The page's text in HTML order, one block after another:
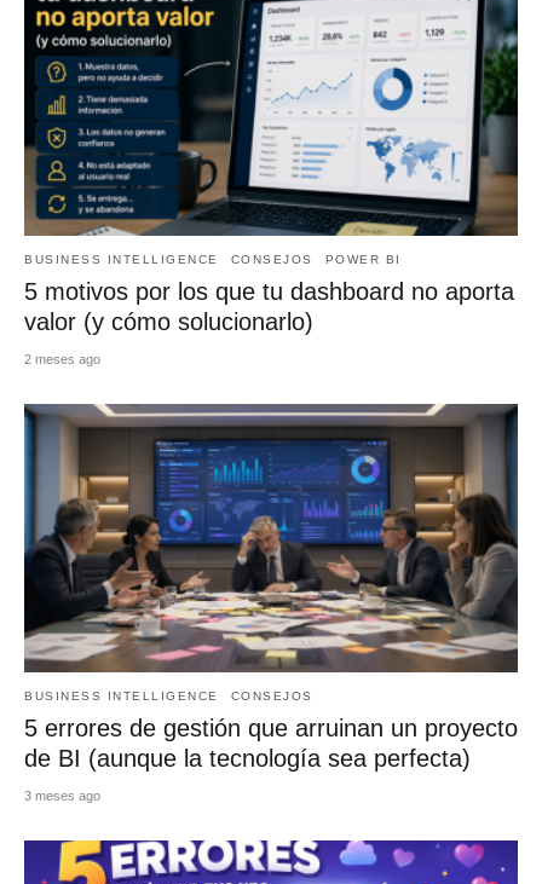
BUSINESS INTELLIGENCE CONSEJOS POWER BI
5 motivos por los que tu dashboard no aporta
valor (y cómo solucionarlo)
2 meses ago
BUSINESS INTELLIGENCE CONSEJOS
5 errores de gestión que arruinan un proyecto
de BI (aunque la tecnología sea perfecta)
3 meses ago